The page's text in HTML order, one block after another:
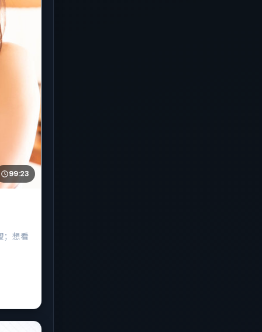
99:23
；想看